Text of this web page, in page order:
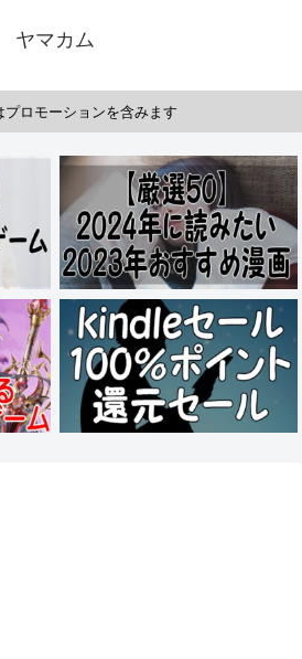
ヤマカム
プロモーションを含みます